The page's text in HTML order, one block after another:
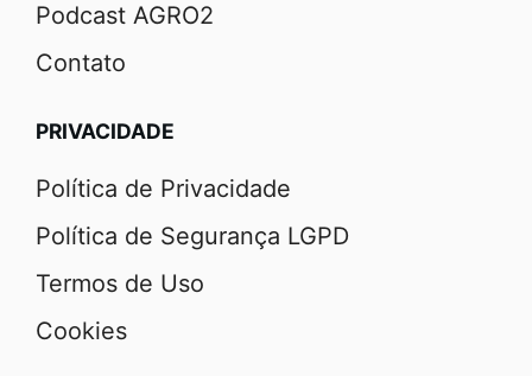
Podcast AGRO2
Contato
PRIVACIDADE
Política de Privacidade
Política de Segurança LGPD
Termos de Uso
Cookies